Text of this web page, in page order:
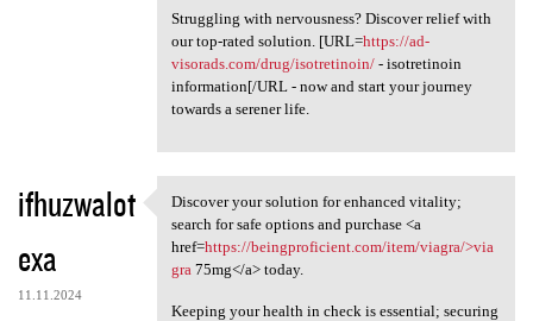
Struggling with nervousness? Discover relief with
our top-rated solution. [URL=https://ad-
visorads.com/drug/isotretinoin/- isotretinoin
information[/URL - now and start your journey
towards a serener life.
ifhuzwalot
exa
11.11.2024
Discover your solution for
Discover your solution for enhanced vitality;
search for safe options and purchase <a
href=https://beingproficient.com/item/viagra/>via
gra75mg</a> today.
Keeping your health in check is essential; securing